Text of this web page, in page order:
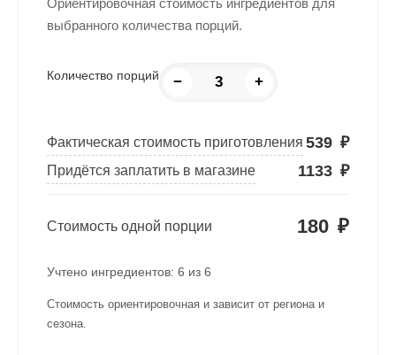
Ориентировочная стоимость ингредиентов для
выбранного количества порций.
Количество порций − +
Фактическая стоимость приготовления 539 ₽
Придётся заплатить в магазине 1133 ₽
Стоимость одной порции 180 ₽
Учтено ингредиентов: 6 из 6
Стоимость ориентировочная и зависит от региона и
сезона.